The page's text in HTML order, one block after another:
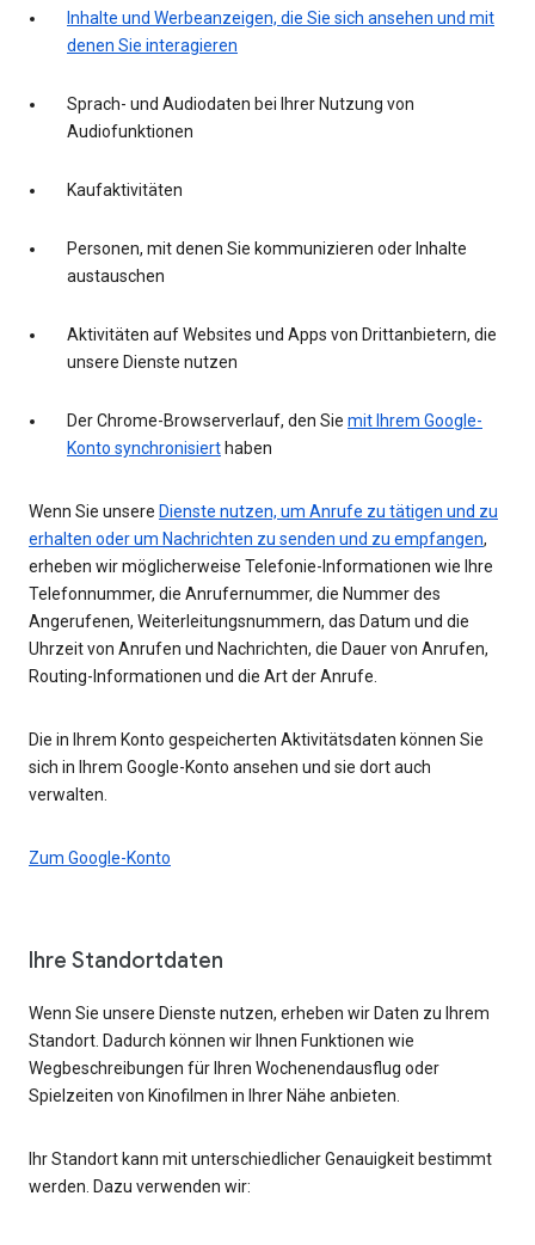
Inhalte und Werbeanzeigen, die Sie sich ansehen und mit
denen Sie interagieren
Sprach- und Audiodaten bei Ihrer Nutzung von
Audiofunktionen
Kaufaktivitäten
Personen, mit denen Sie kommunizieren oder Inhalte
austauschen
Aktivitäten auf Websites und Apps von Drittanbietern, die
unsere Dienste nutzen
Der Chrome-Browserverlauf, den Sie mit Ihrem Google-
Konto synchronisiert haben
Wenn Sie unsere Dienste nutzen, um Anrufe zu tätigen und zu
erhalten oder um Nachrichten zu senden und zu empfangen,
erheben wir möglicherweise Telefonie-Informationen wie Ihre
Telefonnummer, die Anrufernummer, die Nummer des
Angerufenen, Weiterleitungsnummern, das Datum und die
Uhrzeit von Anrufen und Nachrichten, die Dauer von Anrufen,
Routing-Informationen und die Art der Anrufe.
Die in Ihrem Konto gespeicherten Aktivitätsdaten können Sie
sich in Ihrem Google-Konto ansehen und sie dort auch
verwalten.
Zum Google-Konto
Ihre Standortdaten
Wenn Sie unsere Dienste nutzen, erheben wir Daten zu Ihrem
Standort. Dadurch können wir Ihnen Funktionen wie
Wegbeschreibungen für Ihren Wochenendausflug oder
Spielzeiten von Kinofilmen in Ihrer Nähe anbieten.
Ihr Standort kann mit unterschiedlicher Genauigkeit bestimmt
werden. Dazu verwenden wir: